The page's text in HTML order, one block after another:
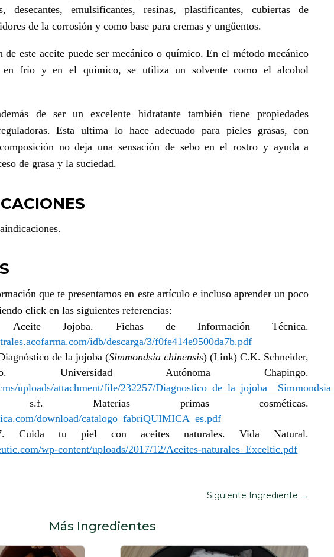
desecantes, emulsificantes, resinas, plastificantes, cubiertas de
de la corrosión y como base para cremas y ungüentos.
de este aceite puede ser mecánico o químico. En el método mecánico
en frío y en el químico, se utiliza un solvente como el alcohol
de ser un excelente hidratante también tiene propiedades
Esta ultima lo hace adecuado para pieles grasas, con
no deja una sensación de sebo en el rostro y ayuda a
de grasa y la suciedad.
que te presentamos en este artículo e incluso aprender un poco
click en las siguientes referencias:
Aceite Jojoba. Fichas de Información Técnica.
idb/descarga/3/f0fe414e9500da7b.pdf
de la jojoba (Simmondsia chinensis) (Link) C.K. Schneider,
Universidad Autónoma Chapingo.
uploads/attachment/file/232257/
s.f. Materias primas cosméticas.
download/catalogo_fabriQUIMICA_es.pdf
Cuida tu piel con aceites naturales. Vida Natural.
wp-content/uploads/2017/12/Aceites-naturales_Exceltic.pdf
Siguiente Ingrediente →
Más Ingredientes